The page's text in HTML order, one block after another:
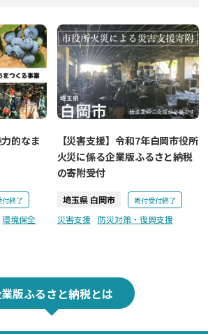
的なま
付終了
環境保全
【災害支援】令和7年白岡市役所
火災に係る企業版ふるさと納税
の寄附受付
埼玉県 白岡市 寄付受付終了
災害支援 防災対策・復興支援
版ふるさと納税とは